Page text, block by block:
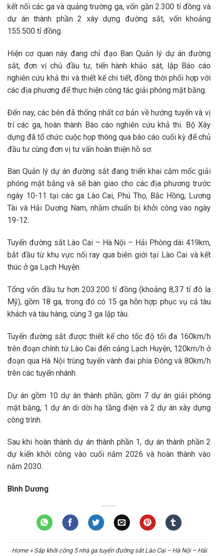
kết nối các ga và quảng trường ga, vốn gần 2.300 tỉ đồng và
dự án thành phần 2 xây dựng đường sắt, vốn khoảng
155.500 tỉ đồng.
Hiện cơ quan này đang chỉ đạo Ban Quản lý dự án đường
sắt, đơn vị chủ đầu tư, tiến hành khảo sát, lập Báo cáo
nghiên cứu khả thi và thiết kế chi tiết, đồng thời phối hợp với
các địa phương để thực hiện công tác giải phóng mặt bằng.
Đến nay, các bên đã thống nhất cơ bản về hướng tuyến và vị
trí các ga, hoàn thành Báo cáo nghiên cứu khả thi. Bộ Xây
dựng đã tổ chức cuộc họp thông qua báo cáo cuối kỳ để chủ
đầu tư cùng đơn vị tư vấn hoàn thiện hồ sơ.
Ban Quản lý dự án đường sắt đang triển khai cắm mốc giải
phóng mặt bằng và sẽ bàn giao cho các địa phương trước
ngày 10-11 tại các ga Lào Cai, Phú Thọ, Bắc Hồng, Lương
Tài và Hải Dương Nam, nhằm chuẩn bị khởi công vào ngày
19-12.
Tuyến đường sắt Lào Cai – Hà Nội – Hải Phòng dài 419km,
bắt đầu từ khu vực nối ray qua biên giới tại Lào Cai và kết
thúc ở ga Lạch Huyện.
Tổng vốn đầu tư hơn 203.200 tỉ đồng (khoảng 8,37 tỉ đô la
Mỹ), gồm 18 ga, trong đó có 15 ga hỗn hợp phục vụ cả tàu
khách và tàu hàng, cùng 3 ga lập tàu.
Tuyến đường sắt được thiết kế cho tốc độ tối đa 160km/h
trên đoạn chính từ Lào Cai đến cảng Lạch Huyện, 120km/h ở
đoạn qua Hà Nội trùng tuyến vành đai phía Đông và 80km/h
trên các tuyến nhánh.
Dự án gồm 10 dự án thành phần, gồm 7 dự án giải phóng
mặt bằng, 1 dự án di dời hạ tầng điện và 2 dự án xây dựng
công trình.
Sau khi hoàn thành dự án thành phần 1, dự án thành phần 2
dự kiến khởi công vào cuối năm 2026 và hoàn thành vào
năm 2030.
Bình Dương
Home» Sắp khởi công 5 nhà ga tuyến đường sắt Lào Cai – Hà Nội – Hải